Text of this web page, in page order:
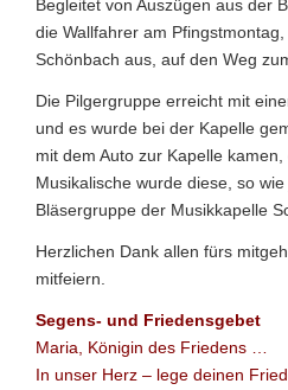
Begleitet von Auszügen aus der
die Wallfahrer am
Schönbach aus, auf den Weg
Die Pilgergruppe erreicht mit
und es wurde bei der Kapelle
mit dem Auto zur Kapelle kamen,
Musikalische wurde diese, so
Bläsergruppe der Musikkapelle
Herzlichen Dank allen fürs
mitfeiern.
Segens- und Friedensgebet
Maria, Königin des Friedens …
In unser Herz – lege deinen